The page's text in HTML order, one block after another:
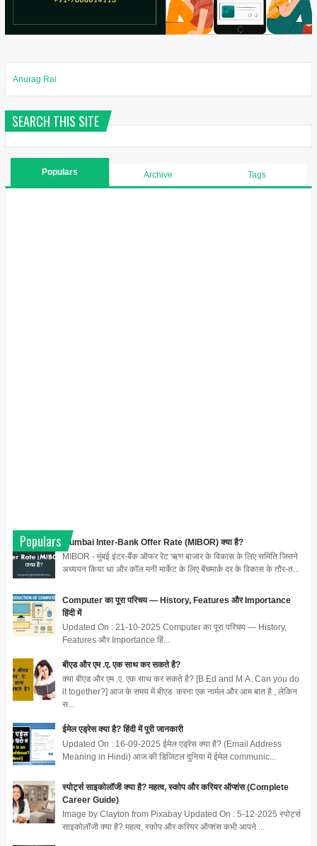
Anurag Rai
SEARCH THIS SITE
Populars Archive Tags
Populars
Mumbai Inter-Bank Offer Rate (MIBOR) क्या है?
MIBOR - मुंबई इंटर-बैंक ऑफर रेट ऋण बाजार के विकास के लिए समिति जिसने
अध्ययन किया था और कॉल मनी मार्केट के लिए बेंचमार्क दर के विकास के तौर-त...
Computer का पूरा परिचय — History, Features और Importance
हिंदी में
Updated On : 21-10-2025 Computer का पूरा परिचय — History,
Features और Importance हिं...
बीएड और एम .ए. एक साथ कर सकते है?
क्या बीएड और एम .ए. एक साथ कर सकते है? [B.Ed and M.A. Can you do
it together?] आज के समय में बीएड करना एक नार्मल और आम बात है , लेकिन
स...
ईमेल एड्रेस क्या है? हिंदी में पूरी जानकारी
Updated On : 16-09-2025 ईमेल एड्रेस क्या है? (Email Address
Meaning in Hindi) आज की डिजिटल दुनिया में ईमेल communic...
स्पोर्ट्स साइकोलॉजी क्या है? महत्व, स्कोप और करियर ऑप्शंस (Complete
Career Guide)
Image by Clayton from Pixabay Updated On : 5-12-2025 स्पोर्ट्स
साइकोलॉजी क्या है? महत्व, स्कोप और करियर ऑप्शंस कभी आपने ...